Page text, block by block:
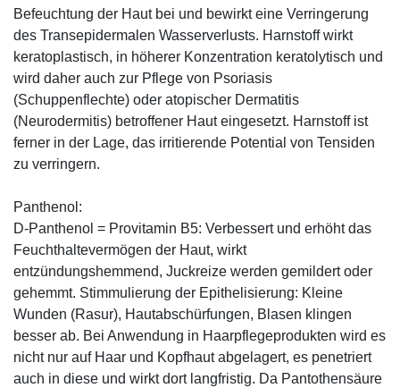
Befeuchtung der Haut bei und bewirkt eine Verringerung
des Transepidermalen Wasserverlusts. Harnstoff wirkt
keratoplastisch, in höherer Konzentration keratolytisch und
wird daher auch zur Pflege von Psoriasis
(Schuppenflechte) oder atopischer Dermatitis
(Neurodermitis) betroffener Haut eingesetzt. Harnstoff ist
ferner in der Lage, das irritierende Potential von Tensiden
zu verringern.
Panthenol:
D-Panthenol = Provitamin B5: Verbessert und erhöht das
Feuchthaltevermögen der Haut, wirkt
entzündungshemmend, Juckreize werden gemildert oder
gehemmt. Stimmulierung der Epithelisierung: Kleine
Wunden (Rasur), Hautabschürfungen, Blasen klingen
besser ab. Bei Anwendung in Haarpflegeprodukten wird es
nicht nur auf Haar und Kopfhaut abgelagert, es penetriert
auch in diese und wirkt dort langfristig. Da Pantothensäure